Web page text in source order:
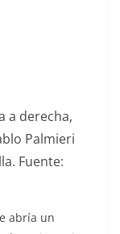
a derecha,
Palmieri
Fuente:
abría un